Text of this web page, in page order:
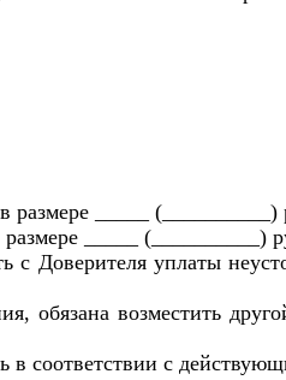
_____ (__________)
_____ (__________)
Доверителя уплаты
обязана возместить
в соответствии с